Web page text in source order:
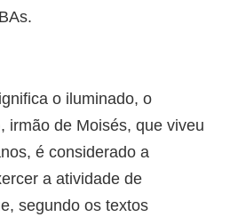
o iluminado, o
irmão de Moisés, que viveu
é considerado a
a atividade de
segundo os textos